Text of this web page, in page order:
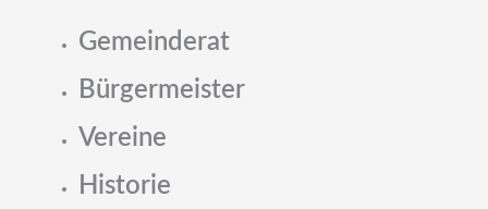
Gemeinderat
Bürgermeister
Vereine
Historie